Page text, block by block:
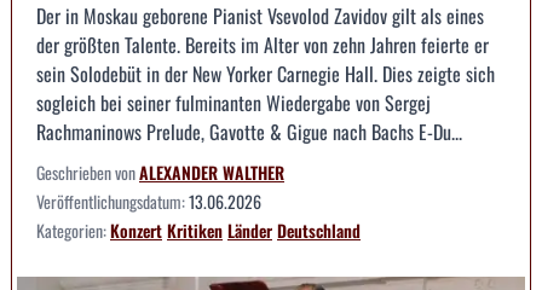
Der in Moskau geborene Pianist Vsevolod Zavidov gilt als eines
der größten Talente. Bereits im Alter von zehn Jahren feierte er
sein Solodebüt in der New Yorker Carnegie Hall. Dies zeigte sich
sogleich bei seiner fulminanten Wiedergabe von Sergej
Rachmaninows Prelude, Gavotte & Gigue nach Bachs E-Du...
Geschrieben vonALEXANDER WALTHER
Veröffentlichungsdatum:13.06.2026
Kategorien:KonzertKritikenLänderDeutschland